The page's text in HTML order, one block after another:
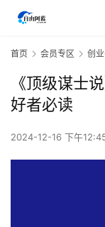
首页 会员专区 创
《顶级谋士
好者必读
2024-12-16 下午